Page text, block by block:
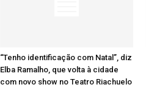
“Tenho identificação com Natal”, diz
Elba Ramalho, que volta à cidade
com novo show no Teatro Riachuelo